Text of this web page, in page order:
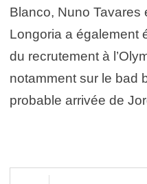
Blanco, Nuno Tavares
Longoria a également
du recrutement à
notamment sur le bad
probable arrivée de